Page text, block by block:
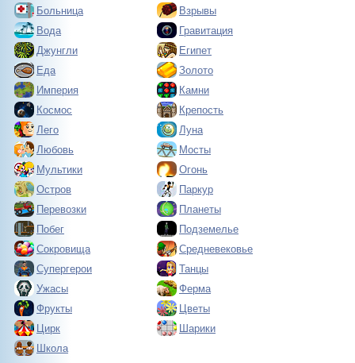
Больница
Взрывы
Вода
Гравитация
Джунгли
Египет
Еда
Золото
Империя
Камни
Космос
Крепость
Лего
Луна
Любовь
Мосты
Мультики
Огонь
Остров
Паркур
Перевозки
Планеты
Побег
Подземелье
Сокровища
Средневековье
Супергерои
Танцы
Ужасы
Ферма
Фрукты
Цветы
Цирк
Шарики
Школа